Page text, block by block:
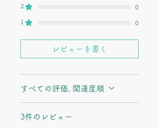
2 0
1 0
レビューを書く
すべての評価, 関連度順
3件のレビュー